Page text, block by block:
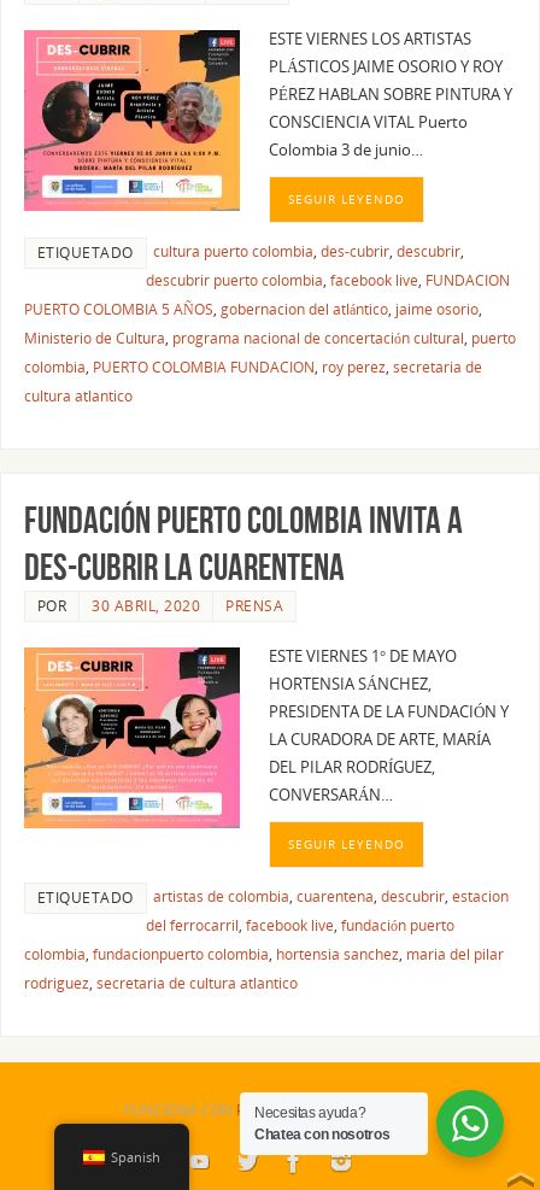
ESTE VIERNES LOS ARTISTAS
PLÁSTICOS JAIME OSORIO Y ROY
PÉREZ HABLAN SOBRE PINTURA Y
CONSCIENCIA VITAL Puerto
Colombia 3 de junio…
SEGUIR LEYENDO
ETIQUETADO cultura puerto colombia, des-cubrir, descubrir,
descubrir puerto colombia, facebook live, FUNDACION
PUERTO COLOMBIA 5 AÑOS, gobernacion del atlántico, jaime osorio,
Ministerio de Cultura, programa nacional de concertación cultural, puerto
colombia, PUERTO COLOMBIA FUNDACION, roy perez, secretaria de
cultura atlantico
FUNDACIÓN PUERTO COLOMBIA INVITA A
DES-CUBRIR LA CUARENTENA
POR 30 ABRIL, 2020 PRENSA
ESTE VIERNES 1° DE MAYO
HORTENSIA SÁNCHEZ,
PRESIDENTA DE LA FUNDACIÓN Y
LA CURADORA DE ARTE, MARÍA
DEL PILAR RODRÍGUEZ,
CONVERSARÁN…
SEGUIR LEYENDO
ETIQUETADO artistas de colombia, cuarentena, descubrir, estacion
del ferrocarril, facebook live, fundación puerto
colombia, fundacionpuerto colombia, hortensia sanchez, maria del pilar
rodriguez, secretaria de cultura atlantico
FUNCIONA CON PARABOLA&WORDPRESS.
Spanish
Necesitas ayuda?
Chatea con nosotros